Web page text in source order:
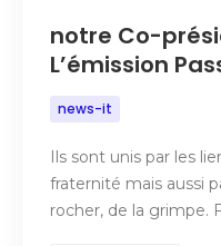
notre Co-
L’émission
news-it
Ils sont unis par les
fraternité mais aussi
rocher, de la grimpe.